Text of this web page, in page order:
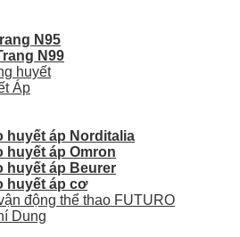
N95
N99
huyết
Áp
huyết áp Norditalia
huyết áp Omron
huyết áp Beurer
huyết áp cơ
động thể thao FUTURO
Dung